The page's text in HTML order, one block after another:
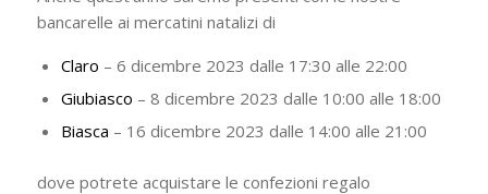
bancarelle ai mercatini natalizi di
Claro – 6 dicembre 2023 dalle 17:30 alle 22:00
Giubiasco – 8 dicembre 2023 dalle 10:00 alle 18:00
Biasca – 16 dicembre 2023 dalle 14:00 alle 21:00
dove potrete acquistare le confezioni regalo